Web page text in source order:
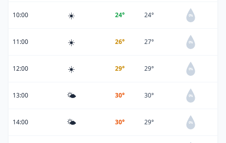
10:00 ☀️ 24° 24° 0%
11:00 ☀️ 26° 27° 0%
12:00 ☀️ 29° 29° 0%
13:00 🌤️ 30° 30° 0%
14:00 🌤️ 30° 29° 0%